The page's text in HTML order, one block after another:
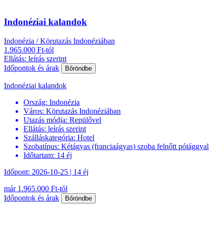
Indonéziai kalandok
Indonézia / Körutazás Indonéziában
1.965.000 Ft-tól
Ellátás: leírás szerint
Időpontok és árak
Bőröndbe
Indonéziai kalandok
Ország: Indonézia
Város: Körutazás Indonéziában
Utazás módja: Repülővel
Ellátás: leírás szerint
Szálláskategória: Hotel
Szobatípus: Kétágyas (franciaágyas) szoba felnőtt pótággyal
Időtartam: 14 éj
Időpont: 2026-10-25 | 14 éj
már 1.965.000 Ft-tól
Időpontok és árak
Bőröndbe